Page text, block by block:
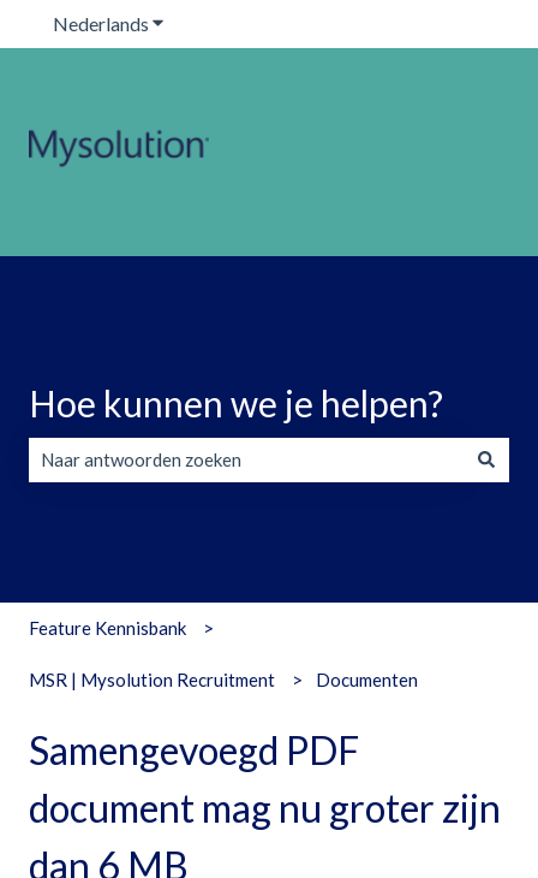
Nederlands Submenu tonen voor vertalingen
Hoe kunnen we je helpen?
Feature Kennisbank
MSR | Mysolution Recruitment Documenten
Samengevoegd PDF
document mag nu groter zijn
dan 6 MB